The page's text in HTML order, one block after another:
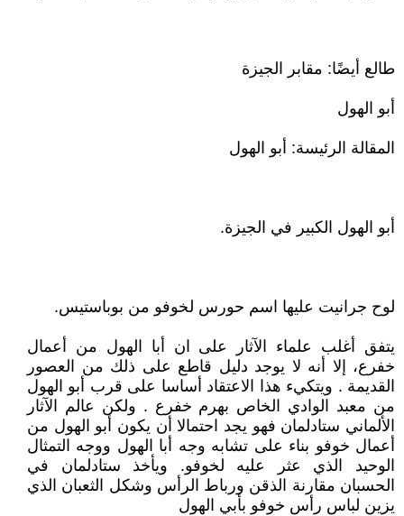
طالع أيضًا: مقابر الجيزة
أبو الهول
المقالة الرئيسة: أبو الهول
أبو الهول الكبير في الجيزة.
لوح جرانيت عليها اسم حورس لخوفو من بوباستيس.
يتفق أغلب علماء الآثار على ان أبا الهول من أعمال
خفرع، إلا أنه لا يوجد دليل قاطع على ذلك من العصور
القديمة . ويتكيء هذا الاعتقاد أساسا على قرب أبو الهول
من معبد الوادي الخاص بهرم خفرع . ولكن عالم الآثار
الألماني ستادلمان فهو يجد احتمالا أن يكون أبو الهول من
أعمال خوفو بناء على تشابه وجه أبا الهول ووجه التمثال
الوحيد الذي عثر عليه لخوفو. ويأخذ ستادلمان في
الحسبان مقارنة الذقن ورباط الرأس وشكل الثعبان الذي
يزين لباس رأس خوفو بأبي الهول